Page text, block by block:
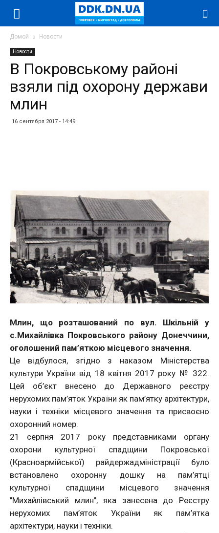
Домой Новости
Новости
В Покровському районі
взяли під охорону держави
млин
16 сентября 2017 - 14:49
Млин, що розташований по вул. Шкільній у
с.Михайлівка Покровського району Донеччини,
оголошений пам’яткою місцевого значення.
Це відбулося, згідно з наказом Міністерства
культури України від 18 квітня 2017 року № 322.
Цей об’єкт внесено до Державного реєстру
нерухомих пам’яток України як пам’ятку архітектури,
науки і техніки місцевого значення та присвоєно
охоронний номер.
21 серпня 2017 року представниками органу
охорони культурної спадщини Покровської
(Красноармійської) райдержадміністрації було
встановлено охоронну дошку на пам’ятці
культурної спадщини місцевого значення
"Михайлівський млин", яка занесена до Реєстру
нерухомих пам’яток України як пам’ятка
архітектури, науки і техніки.